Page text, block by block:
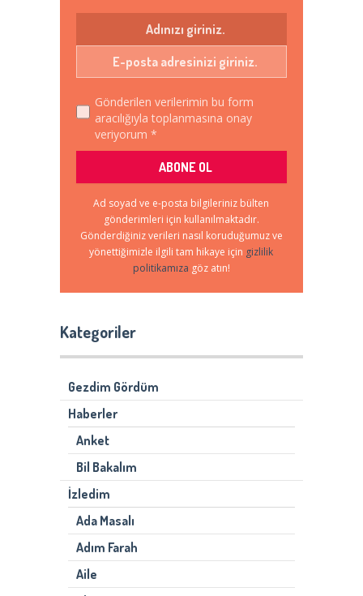
Gönderilen verilerimin bu form
aracılığıyla toplanmasına onay
veriyorum *
Ad soyad ve e-posta bilgileriniz bülten
gönderimleri için kullanılmaktadır.
Gönderdiğiniz verileri nasıl koruduğumuz ve
yönettiğimizle ilgili tam hikaye için gizlilik
politikamıza göz atın!
Kategoriler
Gezdim Gördüm
Haberler
Anket
Bil Bakalım
İzledim
Ada Masalı
Adım Farah
Aile